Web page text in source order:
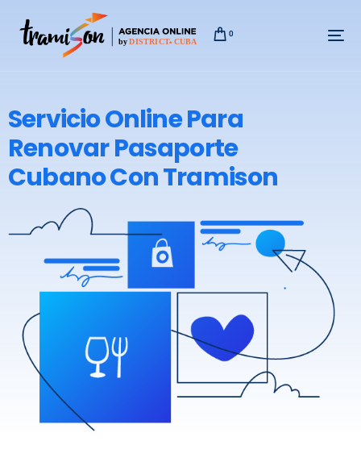
0
Servicio Online Para
Renovar Pasaporte
Cubano Con Tramison